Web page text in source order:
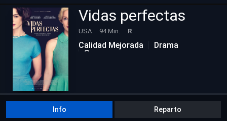
Vidas perfectas
USA 94 Min. R
Calidad Mejorada
Drama
Suspenso
Info Reparto